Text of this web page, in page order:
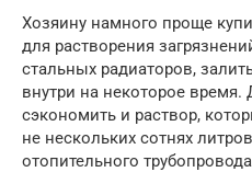
Хозяину намного проще
для растворения
стальных радиаторов,
внутри на некоторое
сэкономить и раствор,
не нескольких сотнях
отопительного